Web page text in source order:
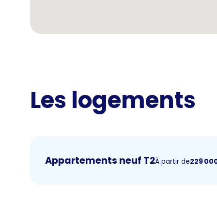
Les logements
Appartements neuf T2À partir de229